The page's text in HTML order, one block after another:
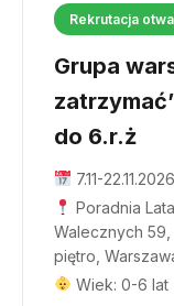
Rekrutacja
Grupa
do 6.r.ż
7.11-22.11.2026
Poradnia
Walecznych 59,
piętro,
Wiek: 0-6 lat